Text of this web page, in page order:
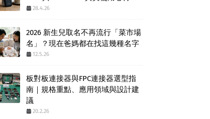
28.4.26
2026 新生兒取名不再流行「菜市場
名」？現在爸媽都在找這幾種名字
12.5.26
板對板連接器與FPC連接器選型指
南｜規格重點、應用領域與設計建
議
20.2.26